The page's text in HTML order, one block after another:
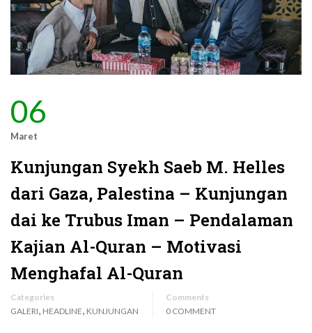
06
Maret
Kunjungan Syekh Saeb M. Helles
dari Gaza, Palestina – Kunjungan
dai ke Trubus Iman – Pendalaman
Kajian Al-Quran – Motivasi
Menghafal Al-Quran
Categories
GALERI, HEADLINE, KUNJUNGAN
Comments
0 COMMENT